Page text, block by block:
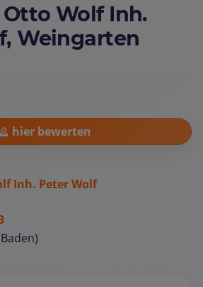
Wolf Inh.
Weingarten
hier bewerten
Inh. Peter Wolf